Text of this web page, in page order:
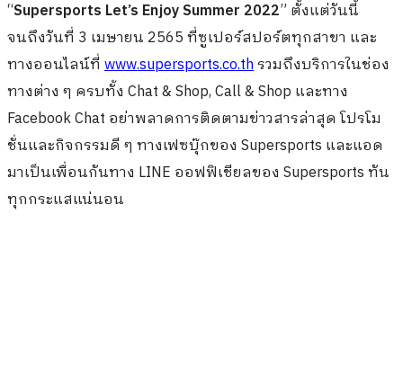
“Supersports Let’s Enjoy Summer 2022” ตั้งแต่วันนี้
จนถึงวันที่ 3 เมษายน 2565 ที่ซูเปอร์สปอร์ตทุกสาขา และ
ทางออนไลน์ที่ www.supersports.co.thรวมถึงบริการในช่อง
ทางต่าง ๆ ครบทั้ง Chat & Shop, Call & Shop และทาง
Facebook Chat อย่าพลาดการติดตามข่าวสารล่าสุด โปรโม
ชั่นและกิจกรรมดี ๆ ทางเฟซบุ๊กของ Supersports และแอด
มาเป็นเพื่อนกันทาง LINE ออฟฟิเชียลของ Supersports ทัน
ทุกกระแสแน่นอน